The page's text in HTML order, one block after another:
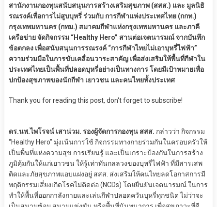
สานักงานกองทุนสนับสนุนการสร้างเสริมสุขภาพ (สสส.) และ มูลนิธิ
รณรงค์เพื่อการไม่สูบบุหรี่ ร่วมกับ การกีฬาแห่งประเทศไทย (กกท.)
กรุงเทพมหานคร (กทม.) สมาคมกีฬาแห่งกรุงเทพมหานคร และภาคี
เครือข่าย จัดกิจกรรม “Healthy Hero” สานต่อเจตนารมณ์ จากบันทึก
ข้อตกลง เพื่อสนับสนุนการรณรงค์ “การกีฬาไทยไม่เอาบุหรี่ไฟฟ้า”
ความร่วมมือในการขับเคลื่อนวาระสาคัญ เพื่อส่งเสริมให้พื้นที่กีฬาใน
ประเทศไทยเป็นพื้นที่ปลอดบุหรี่อย่างเป็นทางการ โดยมีเป้าหมายเพื่อ
ปกป้องสุขภาพของนักกีฬา เยาวชน และคนไทยทั้งประเทศ
Thank you for reading this post, don't forget to subscribe!
ดร.นพ.ไพโรจน์ เสาน่วม. รองผู้จัดการกองทุน สสส. กล่าวว่า กิจกรรม
“Healthy Hero” มุ่งเน้นการใช้ กิจกรรมทางกายร่วมกันในครอบครัวให้
เป็นพื้นที่แห่งความสุข การเรียนรู้ และเป็นเกราะป้องกันในการสร้าง
ภูมิคุ้มกันให้แก่เยาวชน ให้รู้เท่าทันกลลวงของบุหรี่ไฟฟ้า ที่มีสารเสพ
ติดและภัยสุขภาพแอบแฝงอยู่ สสส. ส่งเสริมให้คนไทยลดโอกาสการมี
พฤติกรรมเสี่ยงเกิดโรคไม่ติดต่อ (NCDs) โดยยืนยันเจตนารมณ์ ในการ
ทำให้พื้นที่ออกกาลังกายและเล่นกีฬาปลอดควันบุหรี่ทุกชนิด ไม่ว่าจะ